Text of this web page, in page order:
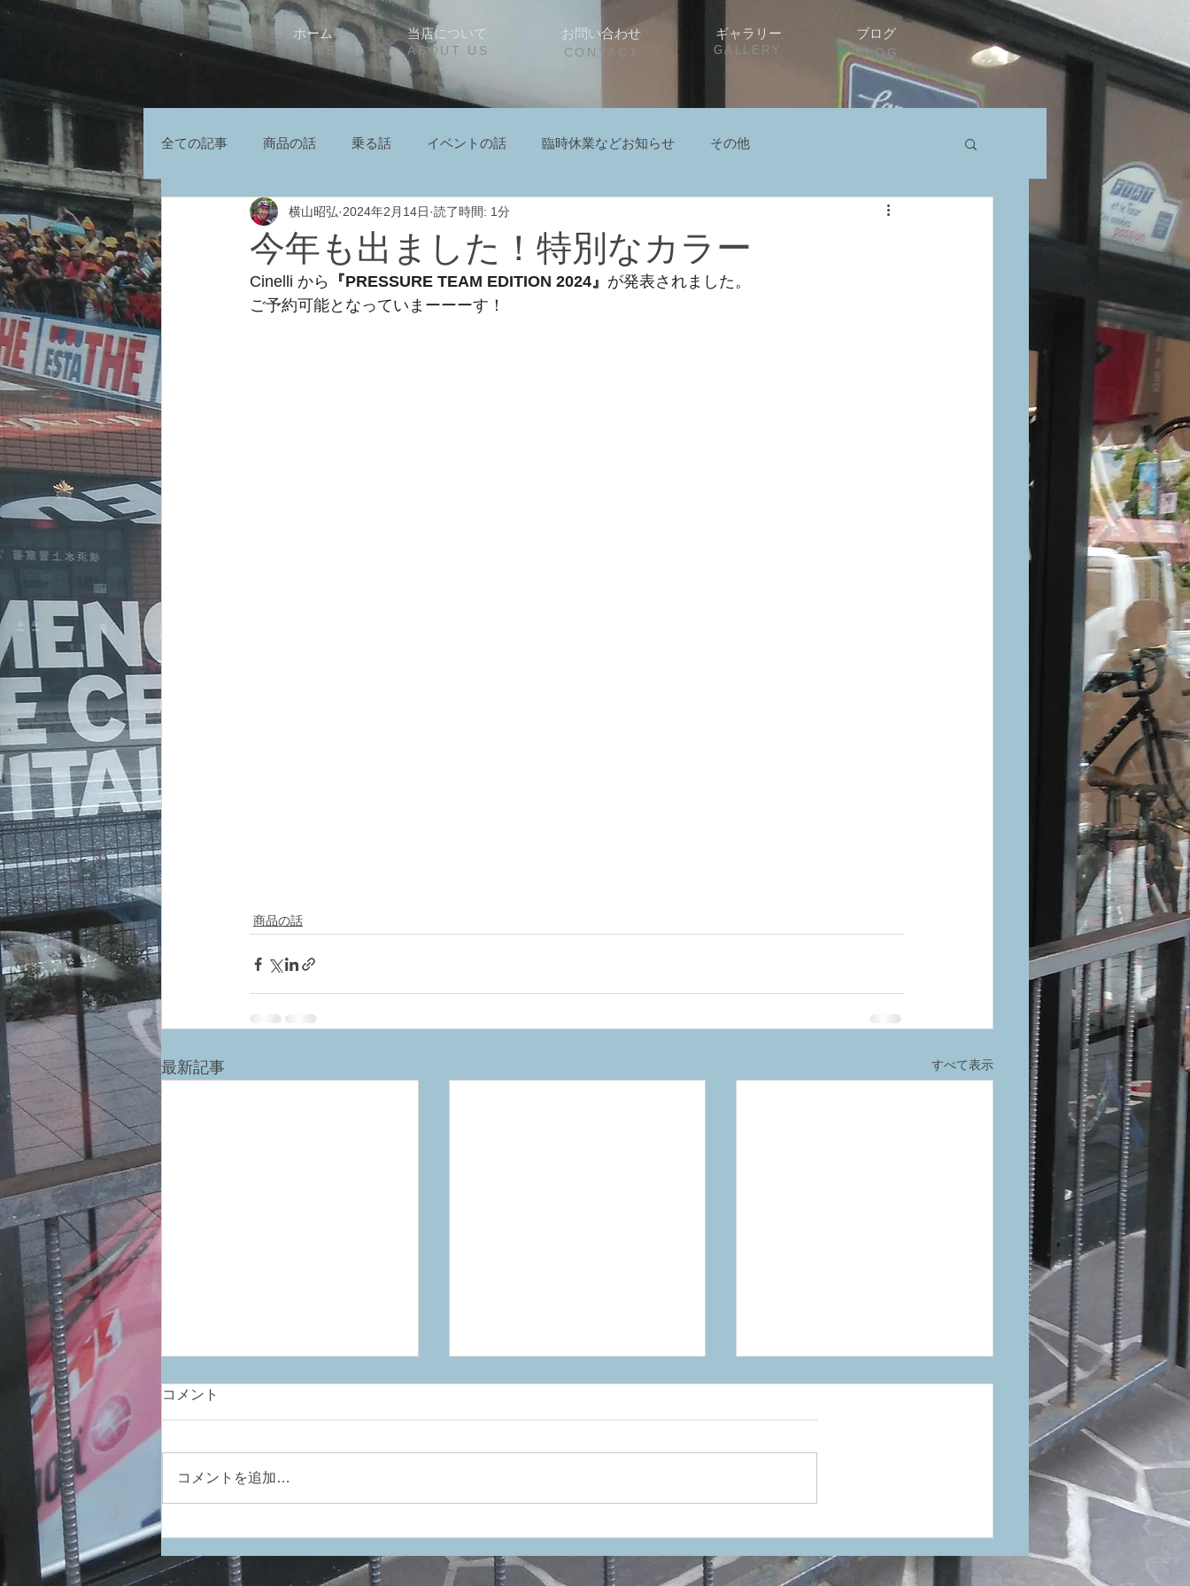
ホーム 当店について お問い合わせ ギャラリー ブログ
HOME ABOUT US GALLERY
CONTACT BLOG
全ての記事 商品の話 乗る話 イベントの話 臨時休業などお知らせ その他
今年も出ました！特別なカラー
横山昭弘 2024年2月14日 読了時間: 1分
Cinelli から 『PRESSURE TEAM EDITION 2024』 が発表されました。
ご予約可能となっていまーーーす！
商品の話
最新記事 すべて表示
ひっそりと最新
つ、再び・・
KASK「PROTONE ICON」
今週末、待望の入荷。
コメント
コメントを追加…